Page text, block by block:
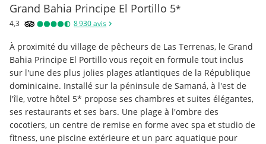
Grand Bahia Principe El Portillo 5*
4,3 8 930avis
À proximité du village de pêcheurs de Las Terrenas, le Grand
Bahia Principe El Portillo vous reçoit en formule tout inclus
sur l'une des plus jolies plages atlantiques de la République
dominicaine. Installé sur la péninsule de Samaná, à l'est de
l'île, votre hôtel 5* propose ses chambres et suites élégantes,
ses restaurants et ses bars. Une plage à l'ombre des
cocotiers, un centre de remise en forme avec spa et studio de
fitness, une piscine extérieure et un parc aquatique pour